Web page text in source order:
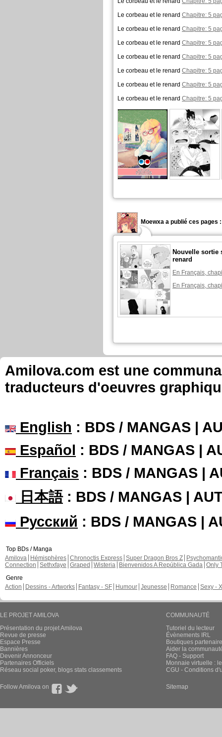
Le corbeau et le renard Chapitre: 5
Le corbeau et le renard Chapitre: 5
Le corbeau et le renard Chapitre: 5
Le corbeau et le renard Chapitre: 5
Le corbeau et le renard Chapitre: 5
Le corbeau et le renard Chapitre: 5
Le corbeau et le renard Chapitre: 5
Moewxa a publié ces pages :
Nouvelle sortie
renard
En Français,
En Français,
Amilova.com est une
traducteurs d'oeuvres
English : BDS / MANGAS |
Español : BDS / MANGAS |
Français : BDS / MANGAS |
日本語: BDS / MANGAS |
Русский : BDS / MANGAS |
Top BDs / Manga
Amilova
Hémisphères Chronoctis Express Super Dragon Bros Z
Connection Sethxfaye Graped Wisteria Bienvenidos A República Gada Only
Genre
Action
Dessins - Artworks Fantasy - SF Humour Jeunesse Romance Sexy -
LE PROJET AMILOVA
Présentation du projet Amilova
Revue de presse
Espace Presse
Bannières
Devenir Annonceur
Partenaires Officiels
Réseau social poker, blogs stats classements
COMMUNAUTÉ
Tutoriel du lecteur
Évènements IRL
Boutiques
Aider la
FAQ - Support
Monnaie virtuelle :
CGU - Conditions
Follow Amilova on Sitemap